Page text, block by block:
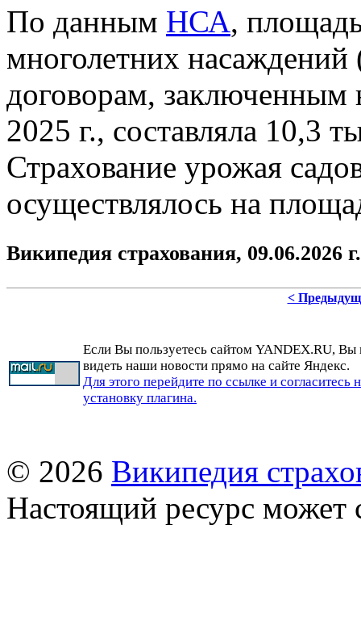
По данным НСА,
многолетних насаждений
договорам, заключенным
2025 г., составляла 10,3
Страхование урожая
осуществлялось на
Википедия страхования, 09.06.2026 г.
<
Если Вы пользуетесь сайтом YANDEX.RU, Вы
видеть наши новости прямо на сайте Яндекс.
Для этого перейдите по ссылке и согласитесь
установку плагина.
© 2026 Википедия
Настоящий ресурс может